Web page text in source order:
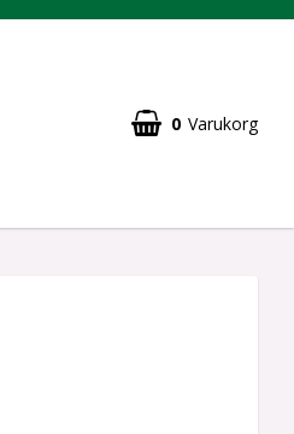
0 Varukorg